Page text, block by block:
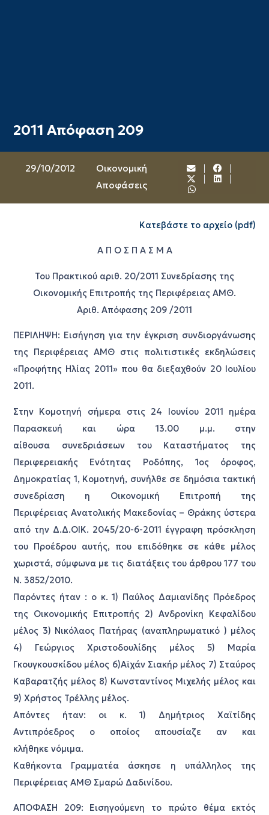
2011 Απόφαση 209
29/10/2012
Oικονομική
Αποφάσεις
Κατεβάστε το αρχείο (pdf)
Α Π Ο Σ Π Α Σ Μ Α
Του Πρακτικού αριθ. 20/2011 Συνεδρίασης της
Οικονομικής Επιτροπής της Περιφέρειας ΑΜΘ.
Αριθ. Απόφασης 209 /2011
ΠΕΡΙΛΗΨΗ: Εισήγηση για την έγκριση συνδιοργάνωσης
της Περιφέρειας ΑΜΘ στις πολιτιστικές εκδηλώσεις
«Προφήτης Ηλίας 2011» που θα διεξαχθούν 20 Ιουλίου
2011.
Στην Κομοτηνή σήμερα στις 24 Ιουνίου 2011 ημέρα
Παρασκευή και ώρα 13.00 μ.μ. στην
αίθουσα συνεδριάσεων του Καταστήματος της
Περιφερειακής Ενότητας Ροδόπης, 1ος όροφος,
Δημοκρατίας 1, Κομοτηνή, συνήλθε σε δημόσια τακτική
συνεδρίαση η Οικονομική Επιτροπή της
Περιφέρειας Ανατολικής Μακεδονίας – Θράκης ύστερα
από την Δ.Δ.ΟΙΚ. 2045/20-6-2011 έγγραφη πρόσκληση
του Προέδρου αυτής, που επιδόθηκε σε κάθε μέλος
χωριστά, σύμφωνα με τις διατάξεις του άρθρου 177 του
Ν. 3852/2010.
Παρόντες ήταν : ο κ. 1) Παύλος Δαμιανίδης Πρόεδρος
της Οικονομικής Επιτροπής 2) Ανδρονίκη Κεφαλίδου
μέλος 3) Νικόλαος Πατήρας (αναπληρωματικό ) μέλος
4) Γεώργιος Χριστοδουλίδης μέλος 5) Μαρία
Γκουγκουσκίδου μέλος 6)Αϊχάν Σιακήρ μέλος 7) Σταύρος
Καβαρατζής μέλος 8) Κωνσταντίνος Μιχελής μέλος και
9) Χρήστος Τρέλλης μέλος.
Απόντες ήταν: οι κ. 1) Δημήτριος Χαϊτίδης
Αντιπρόεδρος ο οποίος απουσίαζε αν και
κλήθηκε νόμιμα.
Καθήκοντα Γραμματέα άσκησε η υπάλληλος της
Περιφέρειας ΑΜΘ Σμαρώ Δαδινίδου.
ΑΠΟΦΑΣΗ 209: Εισηγούμενη το πρώτο θέμα εκτός